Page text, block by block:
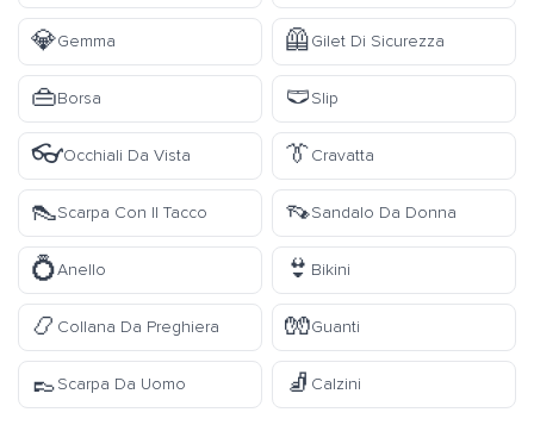
💎Gemma 🦺Gilet Di Sicurezza
👜Borsa 🩲Slip
👓Occhiali Da Vista 👔Cravatta
👠Scarpa Con Il Tacco 👡Sandalo Da Donna
💍Anello 👙 Bikini
📿 Collana Da Preghiera 🧤Guanti
👞Scarpa Da Uomo 🧦 Calzini